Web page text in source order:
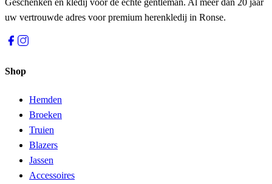
Geschenken en kledij voor de echte gentleman. Al meer dan 20 jaar
uw vertrouwde adres voor premium herenkledij in Ronse.
Shop
Hemden
Broeken
Truien
Blazers
Jassen
Accessoires